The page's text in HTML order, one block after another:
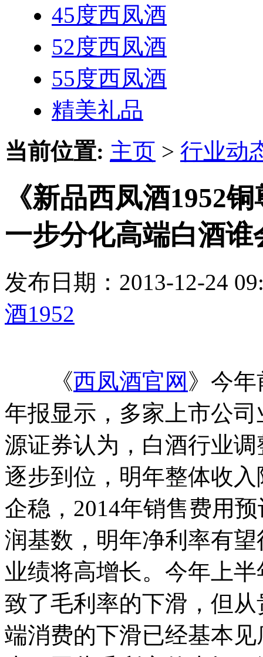
45度西凤酒
52度西凤酒
55度西凤酒
精美礼品
当前位置: 主页 > 行业动
《新品西凤酒1952
一步分化高端白酒谁
发布日期：2013-12-24
酒1952
《西凤酒官网 》今
年报显示，多家上市公
源证券认为，白酒行业
逐步到位，明年整体收
企稳，2014年销售费用
润基数，明年净利率有
业绩将高增长。今年上
致了毛利率的下滑，但
端消费的下滑已经基本